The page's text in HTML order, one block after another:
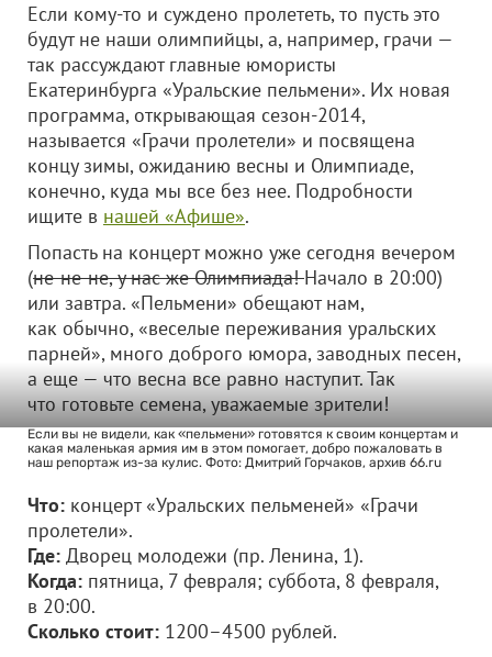
Если кому-то и суждено пролететь, то пусть это
будут не наши олимпийцы, а, например, грачи —
так рассуждают главные юмористы
Екатеринбурга «Уральские пельмени». Их новая
программа, открывающая сезон-2014,
называется «Грачи пролетели» и посвящена
концу зимы, ожиданию весны и Олимпиаде,
конечно, куда мы все без нее. Подробности
ищите в нашей «Афише».
Попасть на концерт можно уже сегодня вечером
(не-не-не, у нас же Олимпиада!Начало в 20:00)
или завтра. «Пельмени» обещают нам,
как обычно, «веселые переживания уральских
парней», много доброго юмора, заводных песен,
а еще — что весна все равно наступит. Так
что готовьте семена, уважаемые зрители!
Если вы не видели, как «пельмени» готовятся к своим концертам и
какая маленькая армия им в этом помогает, добро пожаловать в
наш репортаж из-за кулис. Фото: Дмитрий Горчаков, архив 66.ru
Что: концерт «Уральских пельменей» «Грачи
пролетели».
Где: Дворец молодежи (пр. Ленина, 1).
Когда: пятница, 7 февраля; суббота, 8 февраля,
в 20:00.
Сколько стоит: 1200–4500 рублей.